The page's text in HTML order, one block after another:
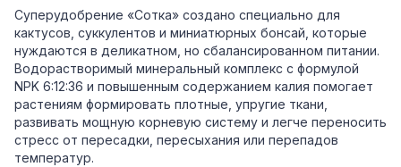
Суперудобрение «Сотка» создано специально для
кактусов, суккулентов и миниатюрных бонсай, которые
нуждаются в деликатном, но сбалансированном питании.
Водорастворимый минеральный комплекс с формулой
NPK 6:12:36 и повышенным содержанием калия помогает
растениям формировать плотные, упругие ткани,
развивать мощную корневую систему и легче переносить
стресс от пересадки, пересыхания или перепадов
температур.